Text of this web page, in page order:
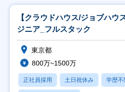
【クラウドハウス/ジョブハウ
ジニア_フルスタック
東京都
800万~1500万
正社員採用 土日祝休み 学歴不